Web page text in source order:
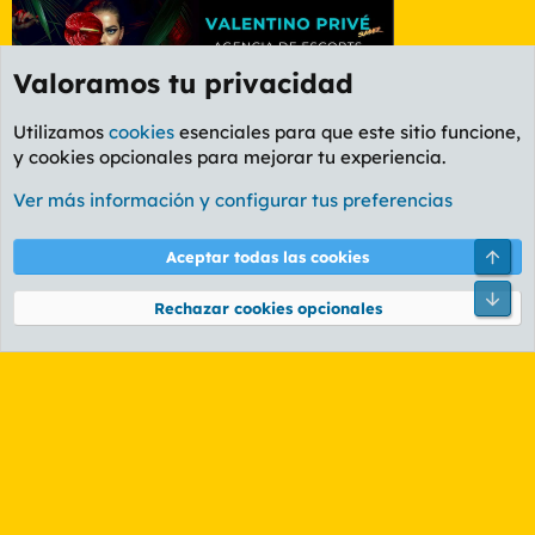
Foro General
Cookies
PL OLDSTYLE AMARILLO
Términos y reglas Política de privacidad Ayuda
Community platform by XenForo® © 2010-2026 XenForo Ltd.
Valoramos tu privacidad
Utilizamos cookies esenciales para que este sitio funcione,
y cookies opcionales para mejorar tu experiencia.
Ver más información y configurar tus preferencias
Aceptar todas las cookies
Rechazar cookies opcionales
Pie